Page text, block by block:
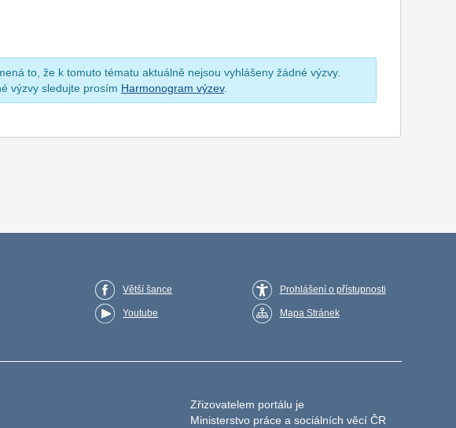
to, že k tomuto tématu aktuálně nejsou vyhlášeny žádné výzvy.
výzvy sledujte prosím Harmonogram výzev.
Větší šance
Youtube
Prohlášení o přístupnosti
Mapa Stránek
Zřizovatelem portálu je
Ministerstvo práce a sociálních věcí ČR